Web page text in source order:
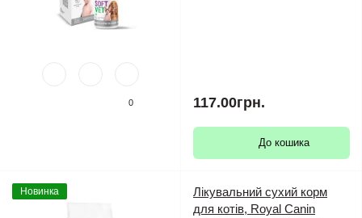
0 117.00грн.
До кошика
Новинка
Лікувальний сухий корм
для котів, Royal Canin